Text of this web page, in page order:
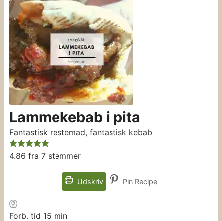
Lammekebab i pita
Fantastisk restemad, fantastisk kebab
4.86 fra 7 stemmer
Udskriv Pin Recipe
Forb. tid 15 minutter
min